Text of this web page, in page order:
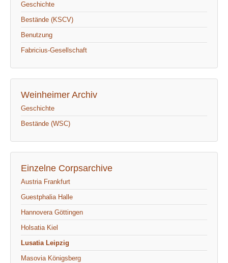
Geschichte
Bestände (KSCV)
Benutzung
Fabricius-Gesellschaft
Weinheimer Archiv
Geschichte
Bestände (WSC)
Einzelne Corpsarchive
Austria Frankfurt
Guestphalia Halle
Hannovera Göttingen
Holsatia Kiel
Lusatia Leipzig
Masovia Königsberg